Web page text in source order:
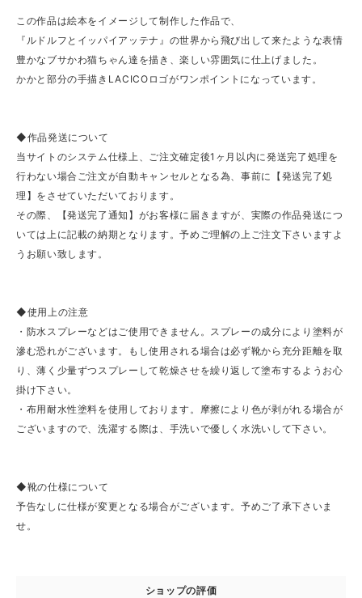
この作品は絵本をイメージして制作した作品で、
『ルドルフとイッパイアッテナ』の世界から飛び出して来たような表情
豊かなブサかわ猫ちゃん達を描き、楽しい雰囲気に仕上げました。
かかと部分の手描きLACICOロゴがワンポイントになっています。
◆作品発送について
当サイトのシステム仕様上、ご注文確定後1ヶ月以内に発送完了処理を
行わない場合ご注文が自動キャンセルとなる為、事前に【発送完了処
理】をさせていただいております。
その際、【発送完了通知】がお客様に届きますが、実際の作品発送につ
いては上に記載の納期となります。予めご理解の上ご注文下さいますよ
うお願い致します。
◆使用上の注意
・防水スプレーなどはご使用できません。スプレーの成分により塗料が
滲む恐れがございます。もし使用される場合は必ず靴から充分距離を取
り、薄く少量ずつスプレーして乾燥させを繰り返して塗布するようお心
掛け下さい。
・布用耐水性塗料を使用しております。摩擦により色が剥がれる場合が
ございますので、洗濯する際は、手洗いで優しく水洗いして下さい。
◆靴の仕様について
予告なしに仕様が変更となる場合がございます。予めご了承下さいま
せ。
ショップの評価